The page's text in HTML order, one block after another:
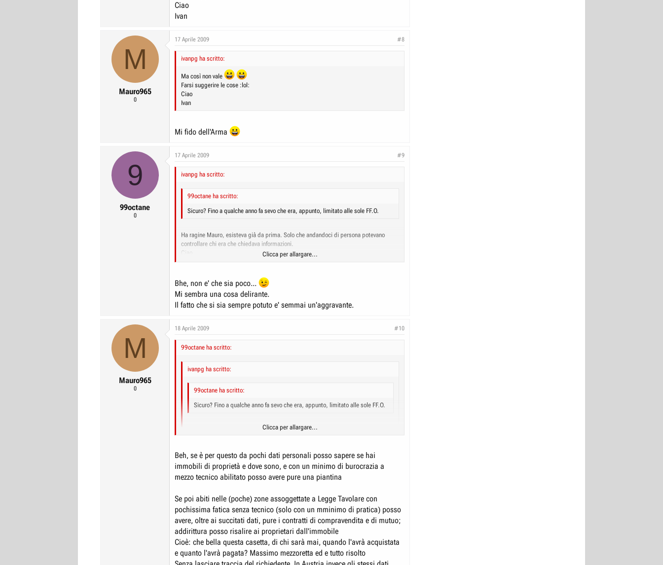
Ciao
Ivan
M
Mauro965
0
17 Aprile 2009 #8
ivanpg ha scritto:
Ma così non vale
Farsi suggerire le cose :lol:
Ciao
Ivan
Mi fido dell'Arma
9
99octane
0
17 Aprile 2009 #9
ivanpg ha scritto:
99octane ha scritto:
Sicuro? Fino a qualche anno fa sevo che era, appunto, limitato alle sole FF.O.
Clicca per allargare...
Ha ragine Mauro, esisteva già da prima. Solo che andandoci di persona potevano
controllare chi era che chiedava informazioni.
Ciao
Clicca per allargare...
Bhe, non e' che sia poco...
Mi sembra una cosa delirante.
Il fatto che si sia sempre potuto e' semmai un'aggravante.
M
Mauro965
0
18 Aprile 2009 #10
99octane ha scritto:
ivanpg ha scritto:
99octane ha scritto:
Sicuro? Fino a qualche anno fa sevo che era, appunto, limitato alle sole FF.O.
Clicca per allargare...
Ha ragine Mauro, esisteva già da prima. Solo che andandoci di persona potevano
Ivan
Bhe, non e' che sia poco...
Il fatto che si sia sempre potuto e' semmai un'aggravante.
Clicca per allargare...
Beh, se è per questo da pochi dati personali posso sapere se hai
immobili di proprietà e dove sono, e con un minimo di burocrazia a
mezzo tecnico abilitato posso avere pure una piantina
Se poi abiti nelle (poche) zone assoggettate a Legge Tavolare con
pochissima fatica senza tecnico (solo con un mminimo di pratica) posso
avere, oltre ai succitati dati, pure i contratti di compravendita e di mutuo;
addirittura posso risalire ai proprietari dall'immobile
Cioè: che bella questa casetta, di chi sarà mai, quando l'avrà acquistata
e quanto l'avrà pagata? Massimo mezzoretta ed e tutto risolto